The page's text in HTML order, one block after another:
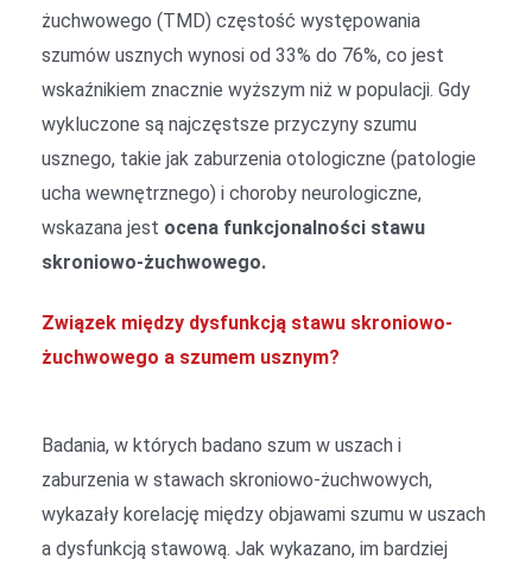
żuchwowego (TMD) częstość występowania
szumów usznych wynosi od 33% do 76%, co jest
wskaźnikiem znacznie wyższym niż w populacji. Gdy
wykluczone są najczęstsze przyczyny szumu
usznego, takie jak zaburzenia otologiczne (patologie
ucha wewnętrznego) i choroby neurologiczne,
wskazana jest ocena funkcjonalności stawu
skroniowo-żuchwowego.
Związek między dysfunkcją stawu skroniowo-
żuchwowego a szumem usznym?
Badania, w których badano szum w uszach i
zaburzenia w stawach skroniowo-żuchwowych,
wykazały korelację między objawami szumu w uszach
a dysfunkcją stawową. Jak wykazano, im bardziej